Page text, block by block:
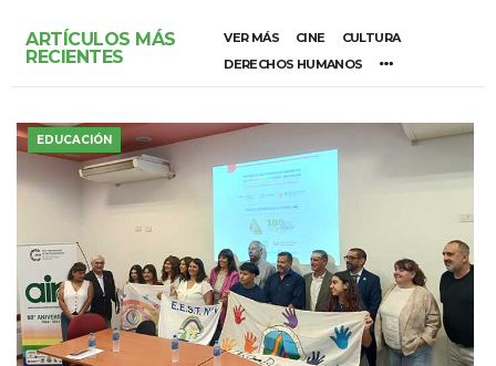
ARTÍCULOS MÁS
RECIENTES
VER MÁS CINE
CULTURA
DERECHOS HUMANOS
EDUCACIÓN